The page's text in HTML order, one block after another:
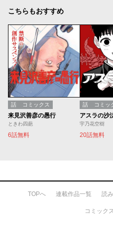
こちらもおすすめ
話 コミックス
来見沢善彦の愚行
ときわ四葩
6話無料
話 コミッ
アスラの沙
宇乃花空樹
20話無料
TOPへ 連載作品一覧 読
コミック